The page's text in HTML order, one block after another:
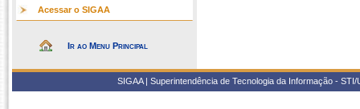
Acessar o SIGAA
Ir ao Menu Principal
SIGAA | Superintendência de Tecnologia da Informação -